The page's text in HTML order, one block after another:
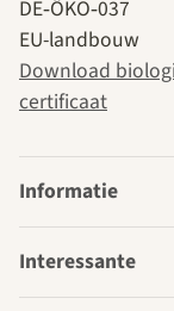
DE‑ÖKO‑037
EU-landbouw
Download
certificaat
Informatie
Interessante